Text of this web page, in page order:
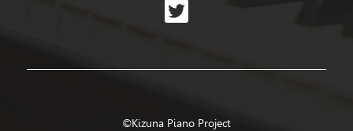
©Kizuna Piano Project